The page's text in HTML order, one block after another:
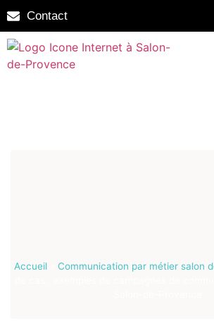
Contact
Accueil Communication par métier salon